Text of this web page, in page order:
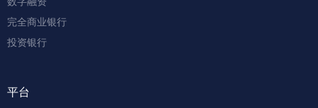
完全商业银行
投资银行
平台